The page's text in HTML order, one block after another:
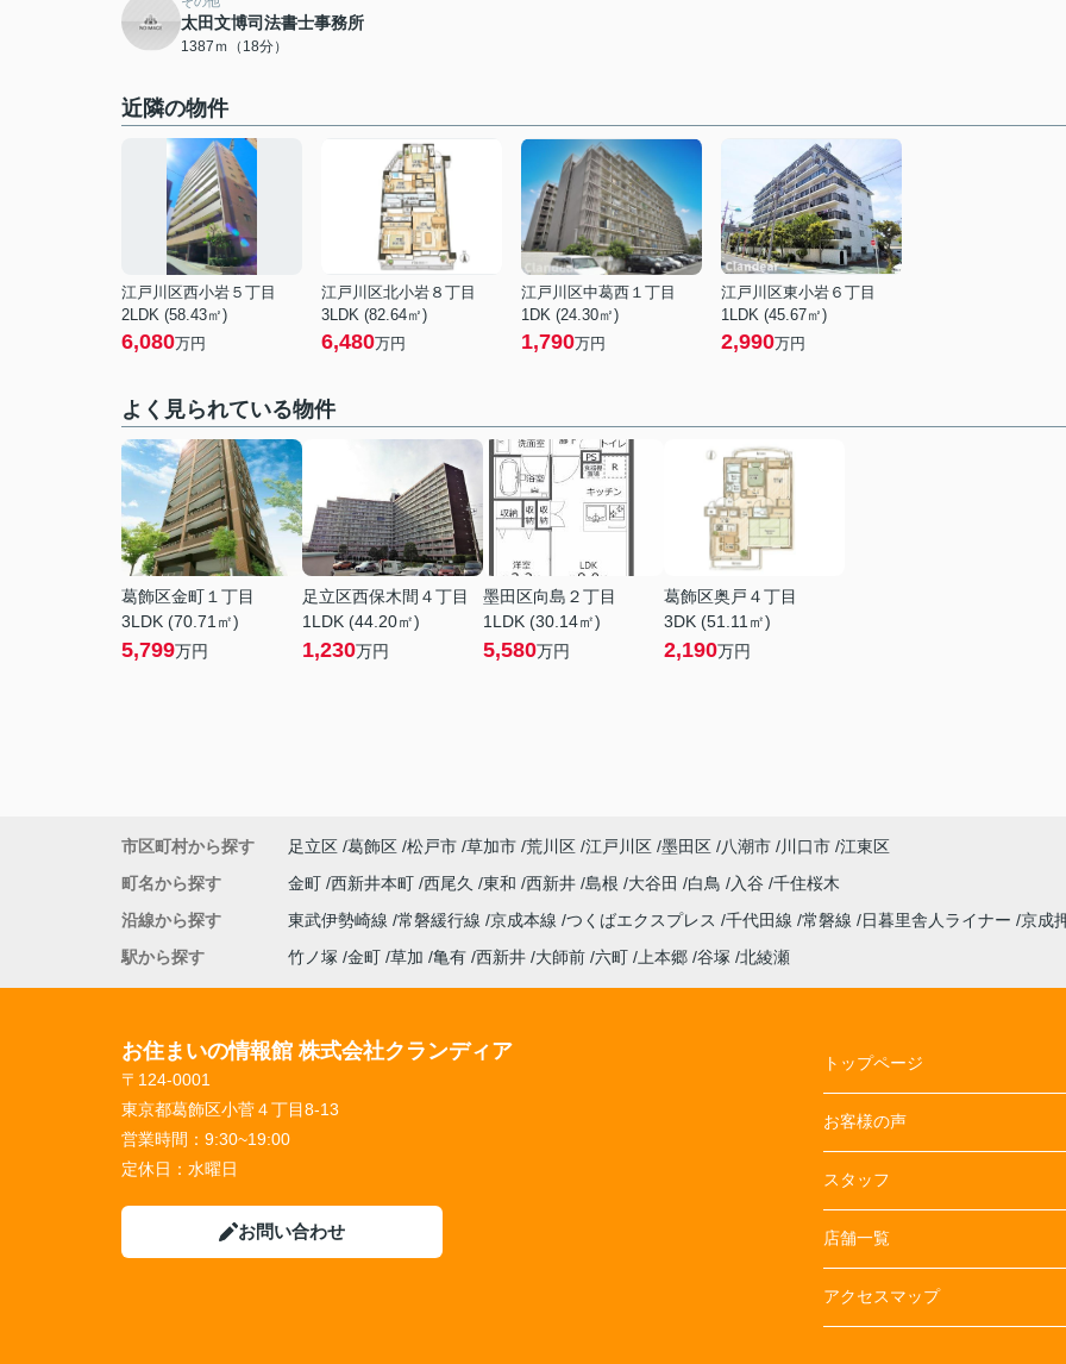
太田文博司法書士事務所
1387ｍ（18分）
近隣の物件
江戸川区西小岩５丁目
2LDK (58.43㎡)
6,080万円
江戸川区北小岩８丁目
3LDK (82.64㎡)
6,480万円
江戸川区中葛西１丁目
1DK (24.30㎡)
1,790万円
江戸川区東小岩６丁目
1LDK (45.67㎡)
2,990万円
よく見られている物件
葛飾区金町１丁目
3LDK (70.71㎡)
5,799万円
足立区西保木間４丁目
1LDK (44.20㎡)
1,230万円
墨田区向島２丁目
1LDK (30.14㎡)
5,580万円
葛飾区奥戸４丁目
3DK (51.11㎡)
2,190万円
市区町村から探す 足立区 葛飾区 松戸市 草加市 荒川区 江戸川区 墨田区 八潮市 川口市 江東区
町名から探す
金町 西新井本町 西尾久 東和 西新井 島根 大谷田 白鳥 入谷 千住桜木
沿線から探す
東武伊勢崎線 常磐緩行線 京成本線 つくばエクスプレス 千代田線 常磐線 日暮里舎人ライナー 京成
駅から探す
竹ノ塚 金町 草加 亀有 西新井 大師前 六町 上本郷 谷塚 北綾瀬
お住まいの情報館 株式会社クランディア
〒124-0001
東京都葛飾区小菅４丁目8-13
営業時間： 9:30~19:00
定休日： 水曜日
お問い合わせ
トップページ
お客様の声
スタッフ
店舗一覧
アクセスマップ